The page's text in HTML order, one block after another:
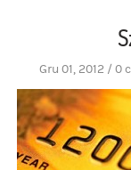
Gru 01, 2012 /0